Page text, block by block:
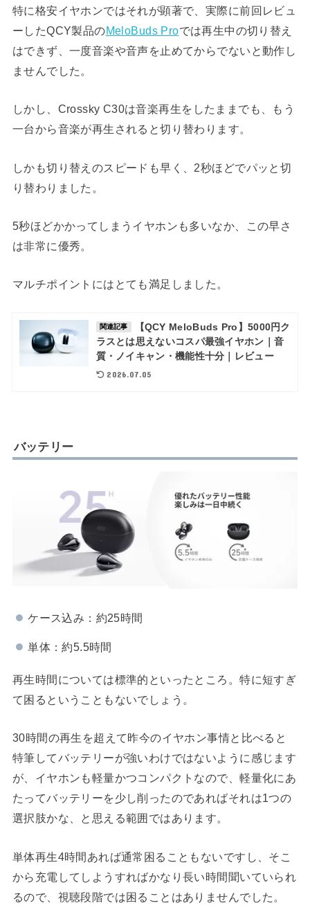
特に格安イヤホンではそれが顕著で、実際に前回レビュ
ーしたQCY製品のMeloBuds Proでは再生中の切り替え
はできず、一度音楽や音声を止めてからでないと動作し
ませんでした。
しかし、Crossky C30は音楽再生をしたままでも、もう
一台から音楽が再生されると切り替わります。
しかも切り替えのスピードも早く、2秒ほどでパッと切
り替わりました。
5秒ほどかかってしまうイヤホンも多いなか、この早さ
は非常に優秀。
マルチポイントにはとても満足しました。
関連記事
【QCY MeloBuds Pro】5000円ク
ラスとは思えないコスパ最強イヤホン｜音
質・ノイキャン・機能性十分｜レビュー
2026.07.05
バッテリー
ケース込み：約25時間
単体：約5.5時間
再生時間については標準的といったところ。特に短すぎ
て困るということもないでしょう。
30時間の再生を超えて昨今のイヤホン事情と比べると
特筆してバッテリーが強いわけではないように感じます
が、イヤホンも軽量かつコンパクトなので、軽量化にあ
たってバッテリーを少し削ったのであればそれは1つの
選択肢かな、と思える範囲ではあります。
単体再生4時間あれば通常困ることもないですし、そこ
から充電してしようすればかなり長い時間聞いていられ
るので、視聴段階では困ることはありませんでした。